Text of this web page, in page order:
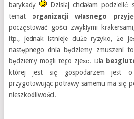
barykady
Dzisiaj chciałam podzielić
temat organizacji własnego
poczęstować gości zwykłymi
itp., jednak istnieje duże ryzyko, że
następnego dnia będziemy zmuszeni
będziemy mogli tego zjeść. Dla
której jest się gospodarzem jest
przygotowując potrawy samemu ma się
nieszkodliwości.